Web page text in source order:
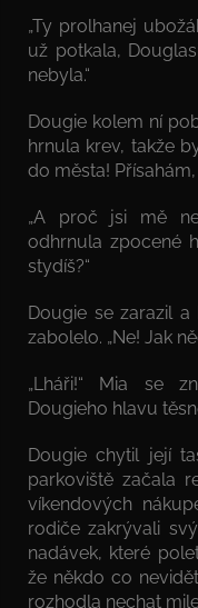
„Ty prolhanej
už potkala,
nebyla.“
Dougie kolem ní
hrnula krev, takže
do města! Přísahám,
„A proč jsi mě
odhrnula zpocené
stydíš?“
Dougie se zarazil
zabolelo. „Ne! Jak
„Lháři!“ Mia se
Dougieho hlavu
Dougie chytil její
parkoviště začala
víkendových
rodiče zakrývali
nadávek, které
že někdo co
rozhodla nechat